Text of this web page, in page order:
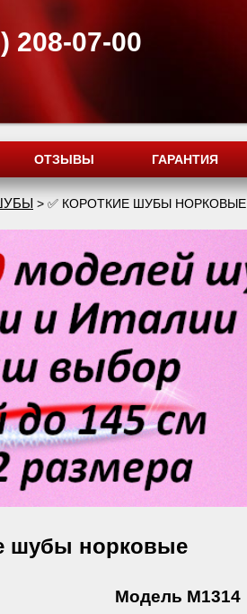
208-07-00
ОТЗЫВЫ ГАРАНТИЯ
> ✅ КОРОТКИЕ ШУБЫ НОРКОВЫЕ
шубы норковые
Модель М1314